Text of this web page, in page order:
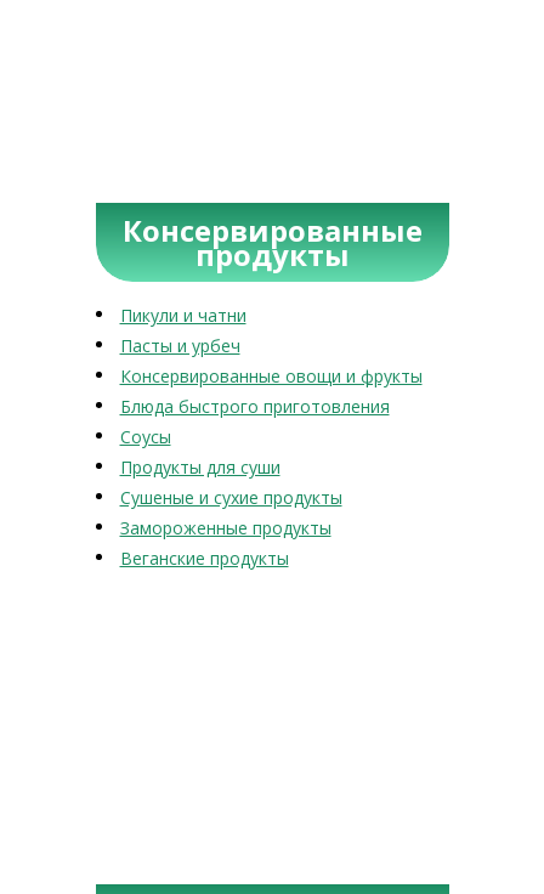
Консервированные
продукты
Пикули и чатни
Пасты и урбеч
Консервированные овощи и фрукты
Блюда быстрого приготовления
Соусы
Продукты для суши
Сушеные и сухие продукты
Замороженные продукты
Веганские продукты